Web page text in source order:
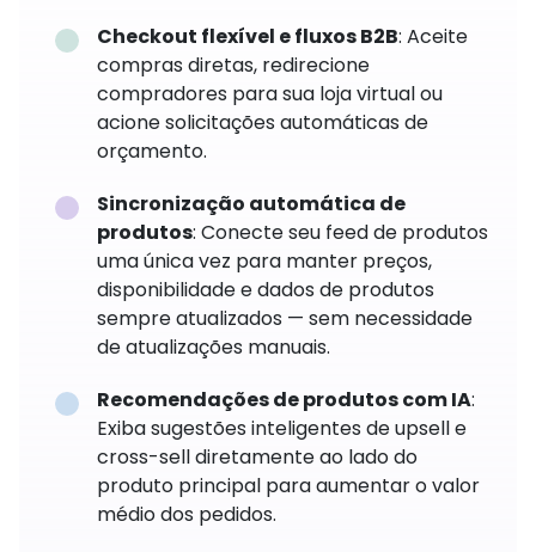
Checkout flexível e fluxos B2B: Aceite
compras diretas, redirecione
compradores para sua loja virtual ou
acione solicitações automáticas de
orçamento.
Sincronização automática de
produtos: Conecte seu feed de produtos
uma única vez para manter preços,
disponibilidade e dados de produtos
sempre atualizados — sem necessidade
de atualizações manuais.
Recomendações de produtos com IA:
Exiba sugestões inteligentes de upsell e
cross-sell diretamente ao lado do
produto principal para aumentar o valor
médio dos pedidos.